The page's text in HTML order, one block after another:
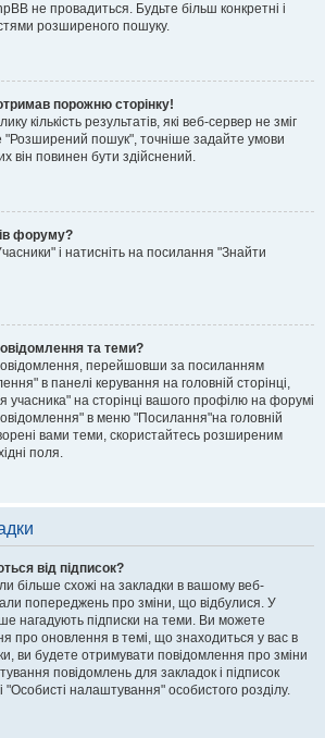
не провадиться. Будьте більш конкретні і
розширеного пошуку.
порожню сторінку!
кількість результатів, які веб-сервер не зміг
"Розширений пошук", точніше задайте умови
він повинен бути здійснений.
форуму?
і натисніть на посилання "Знайти
та теми?
перейшовши за посиланням
в панелі керування на головній сторінці,
учасника" на сторінці вашого профілю на форумі
в меню "Посилання"на головній
вами теми, скористайтесь розширеним
поля.
від підписок?
більше схожі на закладки в вашому веб-
попереджень про зміни, що відбулися. У
нагадують підписки на теми. Ви можете
про оновлення в темі, що знаходиться у вас в
ви будете отримувати повідомлення про зміни
повідомлень для закладок і підписок
налаштування" особистого розділу.